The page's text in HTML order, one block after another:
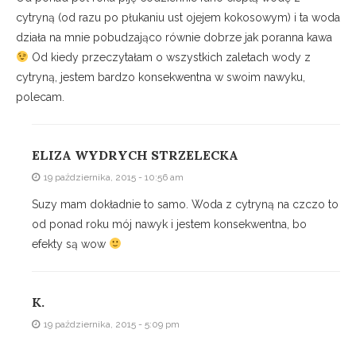
cytryną (od razu po płukaniu ust ojejem kokosowym) i ta woda
działa na mnie pobudzająco równie dobrze jak poranna kawa
Od kiedy przeczytałam o wszystkich zaletach wody z
cytryną, jestem bardzo konsekwentna w swoim nawyku,
polecam.
ELIZA WYDRYCH STRZELECKA
19 października, 2015 - 10:56 am
Suzy mam dokładnie to samo. Woda z cytryną na czczo to
od ponad roku mój nawyk i jestem konsekwentna, bo
efekty są wow
K.
19 października, 2015 - 5:09 pm